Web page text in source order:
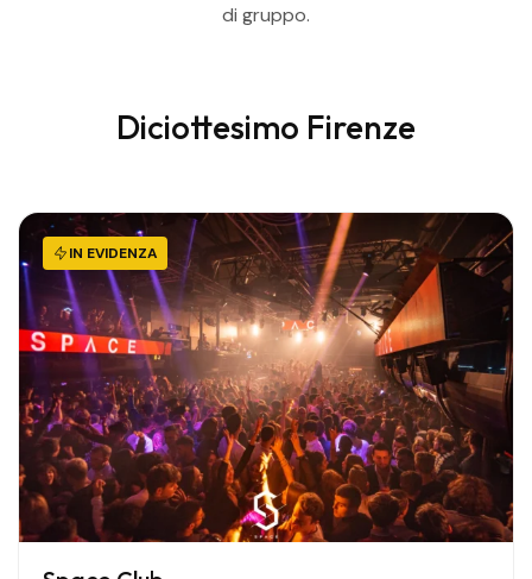
di gruppo.
Diciottesimo Firenze
IN EVIDENZA